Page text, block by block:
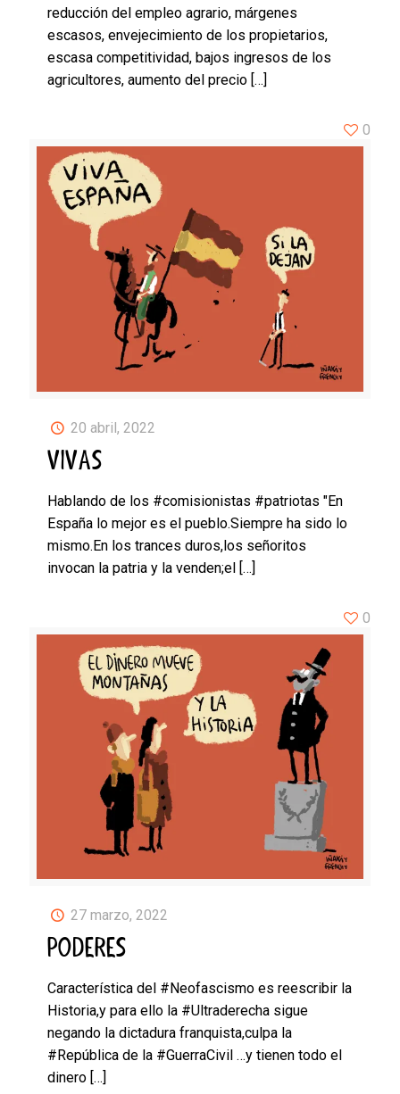
reducción del empleo agrario, márgenes
escasos, envejecimiento de los propietarios,
escasa competitividad, bajos ingresos de los
agricultores, aumento del precio […]
20 abril, 2022
VIVAS
Hablando de los #comisionistas #patriotas "En
España lo mejor es el pueblo.Siempre ha sido lo
mismo.En los trances duros,los señoritos
invocan la patria y la venden;el […]
0
27 marzo, 2022
PODERES
Característica del #Neofascismo es reescribir la
Historia,y para ello la #Ultraderecha sigue
negando la dictadura franquista,culpa la
#República de la #GuerraCivil …y tienen todo el
dinero […]
0